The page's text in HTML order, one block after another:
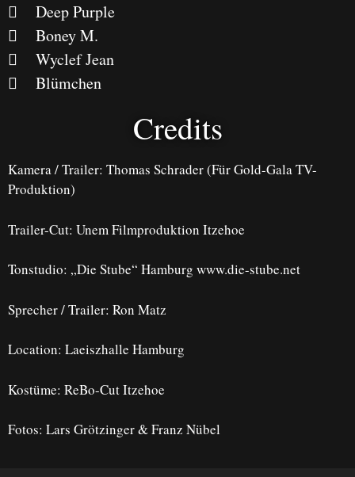
Deep Purple
Boney M.
Wyclef Jean
Blümchen
Credits
Kamera / Trailer: Thomas Schrader (Für Gold-Gala TV-
Produktion)
Trailer-Cut: Unem Filmproduktion Itzehoe
Tonstudio: „Die Stube“ Hamburg www.die-stube.net
Sprecher / Trailer: Ron Matz
Location: Laeiszhalle Hamburg
Kostüme: ReBo-Cut Itzehoe
Fotos: Lars Grötzinger & Franz Nübel